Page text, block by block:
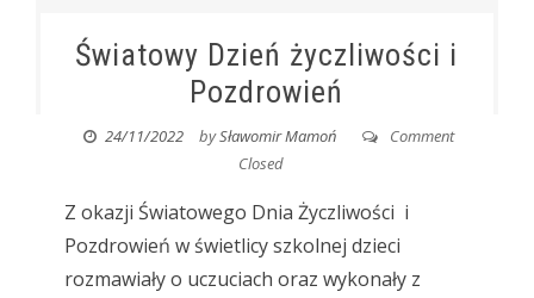
Światowy Dzień życzliwości i
Pozdrowień
24/11/2022 bySławomir Mamoń
Comment
Closed
Z okazji Światowego Dnia Życzliwości i
Pozdrowień w świetlicy szkolnej dzieci
rozmawiały o uczuciach oraz wykonały z